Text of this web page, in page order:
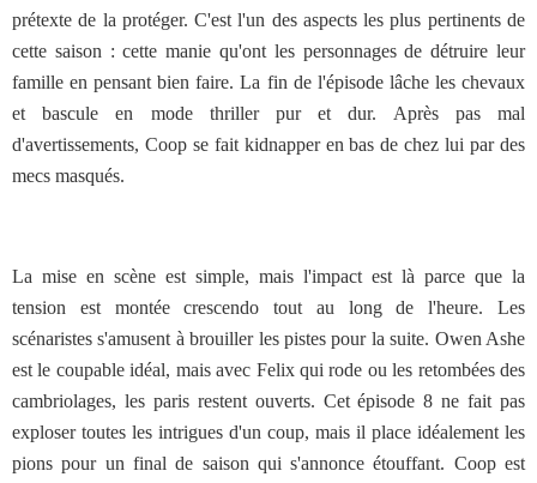
prétexte de la protéger. C'est l'un des aspects les plus pertinents de
cette saison : cette manie qu'ont les personnages de détruire leur
famille en pensant bien faire. La fin de l'épisode lâche les chevaux
et bascule en mode thriller pur et dur. Après pas mal
d'avertissements, Coop se fait kidnapper en bas de chez lui par des
mecs masqués.
La mise en scène est simple, mais l'impact est là parce que la
tension est montée crescendo tout au long de l'heure. Les
scénaristes s'amusent à brouiller les pistes pour la suite. Owen Ashe
est le coupable idéal, mais avec Felix qui rode ou les retombées des
cambriolages, les paris restent ouverts. Cet épisode 8 ne fait pas
exploser toutes les intrigues d'un coup, mais il place idéalement les
pions pour un final de saison qui s'annonce étouffant. Coop est